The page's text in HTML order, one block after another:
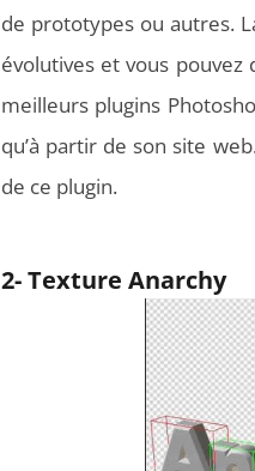
de prototypes ou autres.
évolutives et vous
meilleurs plugins
qu’à partir de son site
de ce plugin.
2- Texture Anarchy